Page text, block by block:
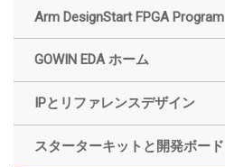
Arm DesignStart FPGA Program
GOWIN EDA ホーム
IPとリファレンスデザイン
スターターキットと開発ボード